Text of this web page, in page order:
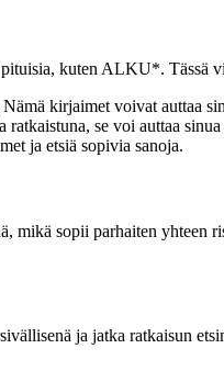
kuten ALKU*. Tässä
kirjaimet voivat auttaa
se voi auttaa
ja etsiä sopivia sanoja.
mikä sopii parhaiten
ja jatka ratkaisun